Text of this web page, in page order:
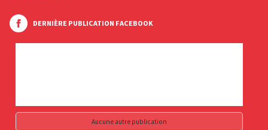
DERNIÈRE PUBLICATION FACEBOOK
Aucune autre publication